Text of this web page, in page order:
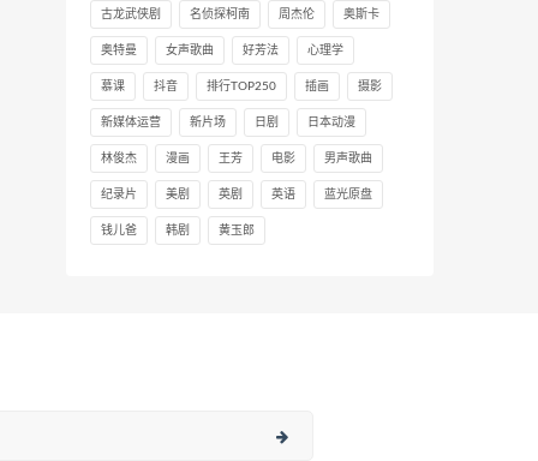
古龙武侠剧 名侦探柯南 周杰伦 奥斯卡
奥特曼 女声歌曲 好芳法 心理学
慕课 抖音 排行TOP250 插画 摄影
新媒体运营 新片场 日剧 日本动漫
林俊杰 漫画 王芳 电影 男声歌曲
纪录片 美剧 英剧 英语 蓝光原盘
钱儿爸 韩剧 黄玉郎